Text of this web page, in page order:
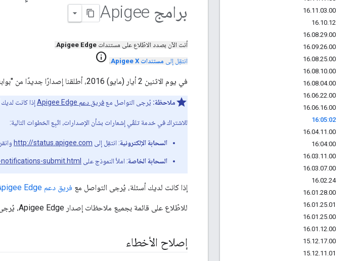
16.11 .03.00
16.10.12
16.08.29.00
16.09.26.00
16.08.25.00
16.08.10.00
16.08.04.00
16.06.22.00
16.06.16.00
16:05:02
16.04.11 .00
16:04:00
16.03.11 .00
16.03.07.00
16.02.24
16.01 .28.00
16.01 .25.01
16.01 .25.00
16.01 .12.00
15.12.17.00
15.12.11 .01
برامج Apigee
أنت الآن بصدد الاطّلاع على مستندات Apigee Edge
.
انتقِل إلى مستندات Apigee X .
info
في يوم الاثنين 2 أيار (مايو) 2016، أطلقنا إصدارًا جديدًا من "بوابة خدمات المطوّرين" على السحابة الإلكترونية.
ملاحظة: يُرجى التواصل معفريق دعم Apigee Edge إذا كانت لديك
للاشتراك في خدمة تلقّي إشعارات بشأن الإصدارات، اتّبِع الخطوات التالية:
السحابة الإلكترونية: انتقِل إلى http://status.apigee.com
السحابة الخاصة: املأ النموذج على submit.html
إذا كانت لديك أسئلة، يُرجى التواصل مع فريق دعم Apigee Edge
للاطّلاع على قائمة بجميع ملاحظات إصدار Apigee Edge، يُرجى الرجوع إلى
إصلاح الأخطاء